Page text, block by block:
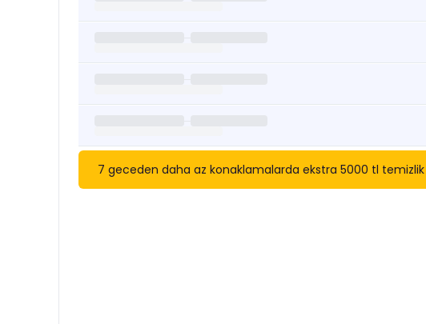
7 geceden daha az konaklamalarda ekstra 5000 tl temizlik